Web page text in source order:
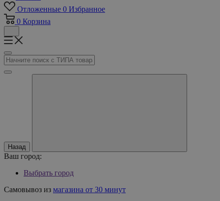
Отложенные 0 Избранное
0 Корзина
Назад
Ваш город:
Выбрать город
Самовывоз из магазина от 30 минут